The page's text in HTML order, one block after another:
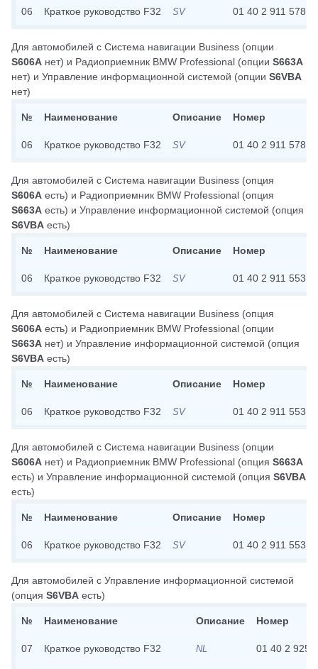
06 Краткое руководство F32 SV 01 40 2 911 578
Для автомобилей с Система навигации Business (опции
S606A нет) и Радиоприемник BMW Professional (опции S663A
нет) и Управление информационной системой (опции S6VBA
нет)
№ Наименование Описание Номер
06 Краткое руководство F32 SV 01 40 2 911 578
Для автомобилей с Система навигации Business (опция
S606A есть) и Радиоприемник BMW Professional (опция
S663A есть) и Управление информационной системой (опция
S6VBA есть)
№ Наименование Описание Номер
06 Краткое руководство F32 SV 01 40 2 911 553
Для автомобилей с Система навигации Business (опция
S606A есть) и Радиоприемник BMW Professional (опции
S663A нет) и Управление информационной системой (опция
S6VBA есть)
№ Наименование Описание Номер
06 Краткое руководство F32 SV 01 40 2 911 553
Для автомобилей с Система навигации Business (опции
S606A нет) и Радиоприемник BMW Professional (опция S663A
есть) и Управление информационной системой (опция S6VBA
есть)
№ Наименование Описание Номер
06 Краткое руководство F32 SV 01 40 2 911 553
Для автомобилей с Управление информационной системой
(опция S6VBA есть)
№ Наименование Описание Номер
07 Краткое руководство F32 NL 01 40 2 925